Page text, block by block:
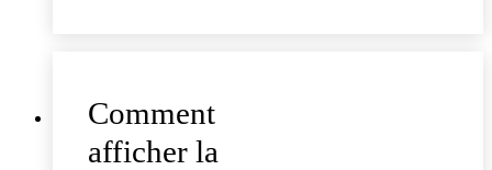
Comment
afficher la